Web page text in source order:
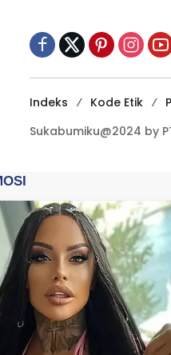
Indeks Kode Etik
Sukabumiku@2024 by